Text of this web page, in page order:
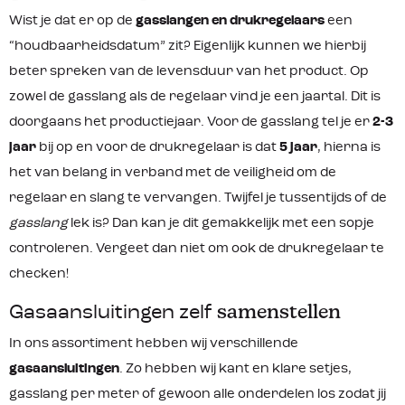
Wist je dat er op de gasslangen en drukregelaars een
“houdbaarheidsdatum” zit? Eigenlijk kunnen we hierbij
beter spreken van de levensduur van het product. Op
zowel de gasslang als de regelaar vind je een jaartal. Dit is
doorgaans het productiejaar. Voor de gasslang tel je er 2-3
jaar bij op en voor de drukregelaar is dat 5 jaar, hierna is
het van belang in verband met de veiligheid om de
regelaar en slang te vervangen. Twijfel je tussentijds of de
gasslanglek is? Dan kan je dit gemakkelijk met een sopje
controleren. Vergeet dan niet om ook de drukregelaar te
checken!
Gasaansluitingen zelf samenstellen
In ons assortiment hebben wij verschillende
gasaansluitingen. Zo hebben wij kant en klare setjes,
gasslang per meter of gewoon alle onderdelen los zodat jij